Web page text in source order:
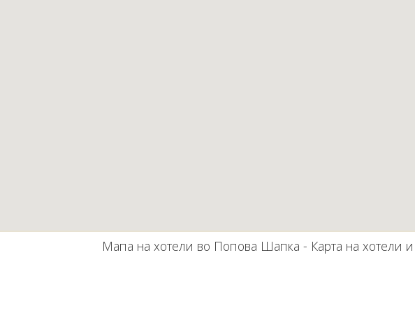
Мапа на хотели во Попова Шапка - Карта на хотели